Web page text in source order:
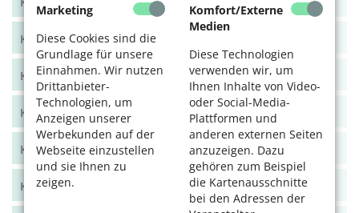
Marketing
Diese Cookies sind die
Grundlage für unsere
Einnahmen. Wir nutzen
Drittanbieter-
Technologien, um
Anzeigen unserer
Werbekunden auf der
Webseite einzustellen
und sie Ihnen zu
zeigen.
Komfort/Externe
Medien
Diese Technologien
verwenden wir, um
Ihnen Inhalte von Video-
oder Social-Media-
Plattformen und
anderen externen Seiten
anzuzeigen. Dazu
gehören zum Beispiel
die Kartenausschnitte
bei den Adressen der
KölnerLeben Okt/Nov 19
KölnerLeben Aug/Sept 2019
KölnerLeben Juni/Juli 2019
KölnerLeben April/Mai 2019
KölnerLeben Feb/März 2019